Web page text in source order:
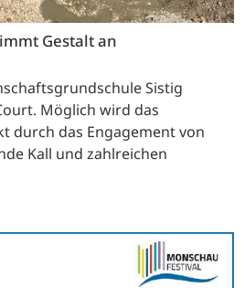
Gestalt an
Sistig
Möglich wird das
durch das Engagement von
Kall und zahlreichen